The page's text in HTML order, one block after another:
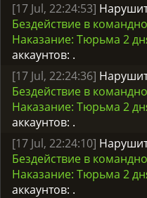
[17 Jul, 22:24:53]
Бездействие в
Наказание: Тюрьма 2
аккаунтов: .
[17 Jul, 22:24:36]
Бездействие в
Наказание: Тюрьма 2
аккаунтов: .
[17 Jul, 22:24:10]
Бездействие в
Наказание: Тюрьма 2
аккаунтов: .